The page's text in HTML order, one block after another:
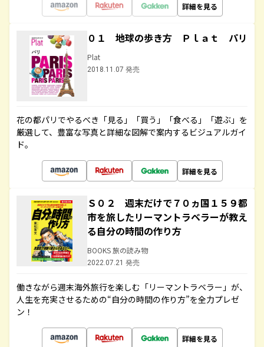
詳細を見る
０１ 地球の歩き方 Ｐｌａｔ パリ
Plat
2018.11.07 発売
花の都パリでやるべき「見る」「買う」「食べる」「遊ぶ」を
厳選して、豊富な写真と詳細な図解で案内するビジュアルガイ
ド。
詳細を見る
Ｓ０２ 週末だけで７０ヵ国１５９都
市を旅したリーマントラベラーが教え
る自分の時間の作り方
BOOKS 旅の読み物
2022.07.21 発売
働きながら週末海外旅行を楽しむ「リーマントラベラー」が、
人生を充実させるための“自分の時間の作り方”を全力プレゼ
ン！
詳細を見る